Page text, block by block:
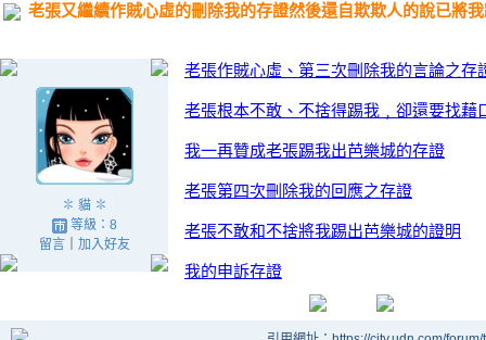
老張又繼續作賊心虛的刪除我的存證然後還自欺欺人的說已將
✽ 貓 ✽
等級：8
留言｜ 加入好友
老張作賊心虛、第三次刪除我的言論之存
老張根本不敢、不捨得踢我﹐卻還要找藉
我一再贊成老張踢我出芭樂城的存證
老張第四次刪除我的回應之存證
老張不敢和不捨將我踢出芭樂城的證明
我的申訴存證